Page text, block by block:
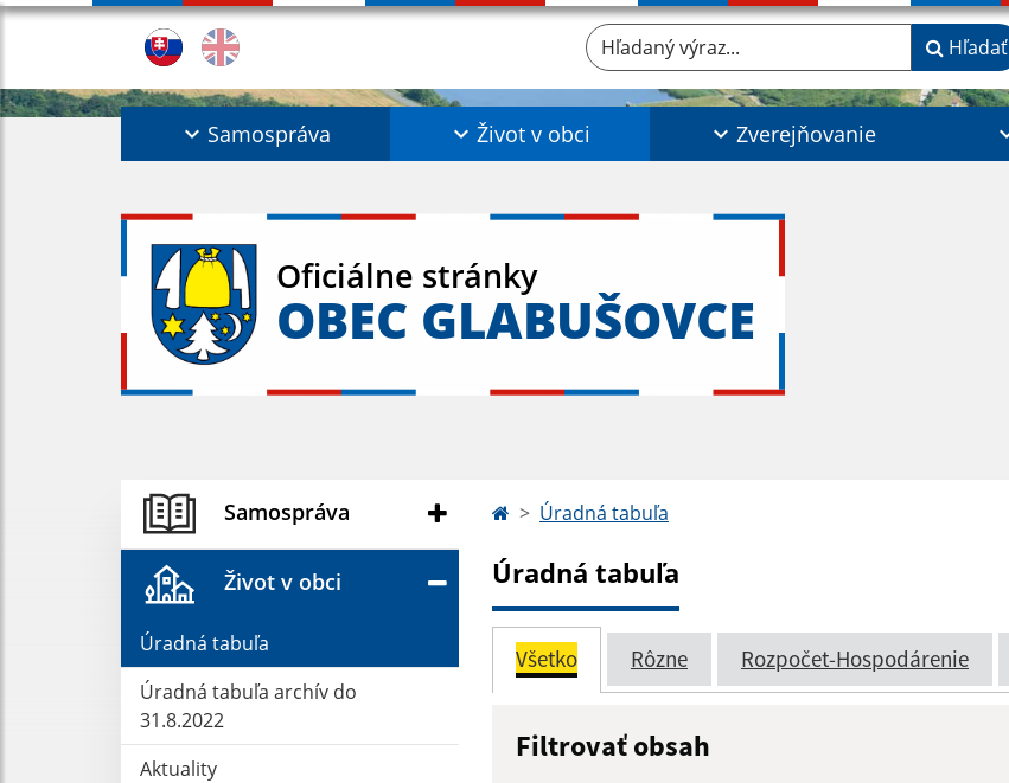
Hľadaný výraz... Hľadať
Samospráva Život v obci Zverejňovanie
Oficiálne stránky
OBEC GLABUŠOVCE
Samospráva
Život v obci
Úradná tabuľa
Úradná tabuľa archív do
31.8.2022
Aktuality
Úradná tabuľa
Úradná tabuľa
Všetko Rôzne Rozpočet-Hospodárenie
Filtrovať obsah